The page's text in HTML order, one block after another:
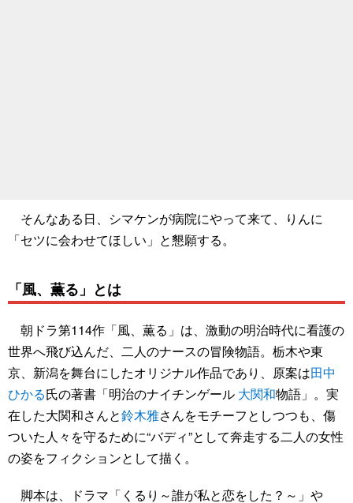
そんなある日、シマケンが病院にやって来て、りんに
「セツに会わせてほしい」と懇願する。
「風、薫る」とは
朝ドラ第114作「風、薫る」は、激動の明治時代に看護の
世界へ飛び込んだ、二人のナースの冒険物語。栃木や東
京、新潟を舞台にしたオリジナル作品であり、原案は田中
ひかる氏の著書「明治のナイチンゲール 大関和物語」。実
在した大関和さんと鈴木雅さんをモチーフとしつつも、傷
ついた人々を守るために“バディ”として奔走する二人の女性
の姿をフィクションとして描く。
脚本は、ドラマ「くるり～誰が私と恋をした？～」や